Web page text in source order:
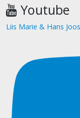
Youtube
Liis Marie & Hans